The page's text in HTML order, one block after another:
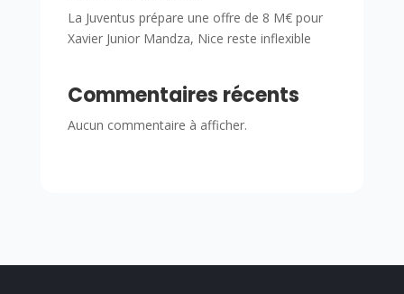
La Juventus prépare une offre de 8 M€ pour
Xavier Junior Mandza, Nice reste inflexible
Commentaires récents
Aucun commentaire à afficher.